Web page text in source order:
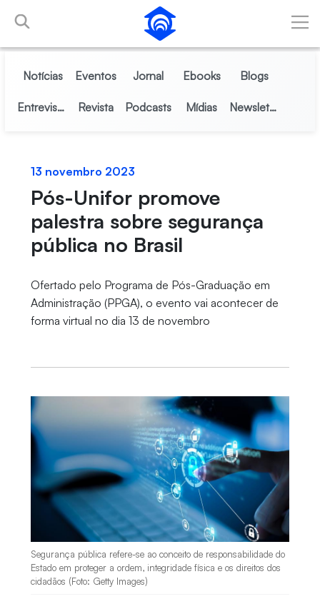
Pular para o Conteúdo principal
Notícias Eventos Jornal Ebooks Blogs
Entrevistas Revista Podcasts Mídias Newsletter
13 novembro 2023
Pós-Unifor promove
palestra sobre segurança
pública no Brasil
Ofertado pelo Programa de Pós-Graduação em
Administração (PPGA), o evento vai acontecer de
forma virtual no dia 13 de novembro
Segurança pública refere-se ao conceito de responsabilidade do
Estado em proteger a ordem, integridade física e os direitos dos
cidadãos (Foto: Getty Images)